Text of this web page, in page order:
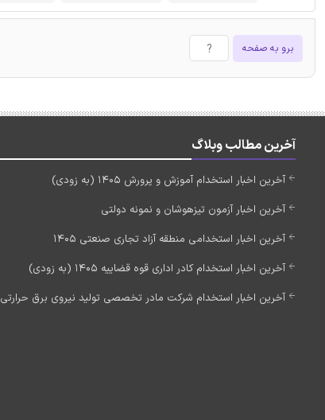
برو به صفحه
آخرین مطالب وبلاگ
آخرین اخبار استخدام آموزش و پرورش 1405 (به زودی)
آخرین اخبار آزمون تیزهوشان و نمونه دولتی
آخرین اخبار استخدامی منطقه آزاد تجاری صنعتی 1405
آخرین اخبار استخدام کادر اداری قوه قضاییه 1405 (به زودی)
آخرین اخبار استخدام شرکت مادر تخصصی تولید نیروی برق حرارتی 1405 (استخدام جدید)